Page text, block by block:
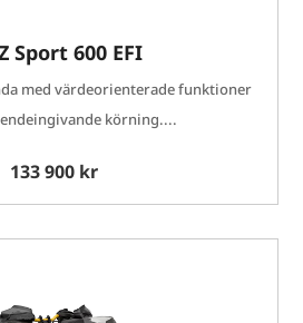
Sport 600 EFI
med värdeorienterade funktioner
körning....
133 900 kr